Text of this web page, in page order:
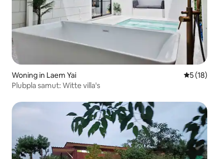
Woning in Laem Yai
5 (18)
Plubpla samut: Witte villa's